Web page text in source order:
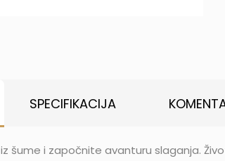
SPECIFIKACIJA
šume i započnite avanturu slaganja.